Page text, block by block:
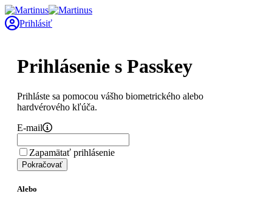
Prihlásiť
Prihlásenie s Passkey
Prihláste sa pomocou vášho biometrického alebo
hardvérového kľúča.
E-mail
Zapamätať prihlásenie
Pokračovať
Alebo